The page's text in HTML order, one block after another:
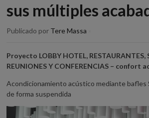
sus múltiples
Publicado por Tere Massa
Proyecto LOBBY HOTEL, RESTAURANTES,
REUNIONES Y CONFERENCIAS – confort
Acondicionamiento acústico mediante
de forma suspendida